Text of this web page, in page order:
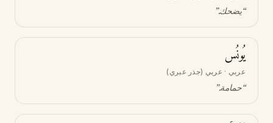
“يضحك.”
يُونُس
عربي · عربي (جذر عبري)
“حمامة.”